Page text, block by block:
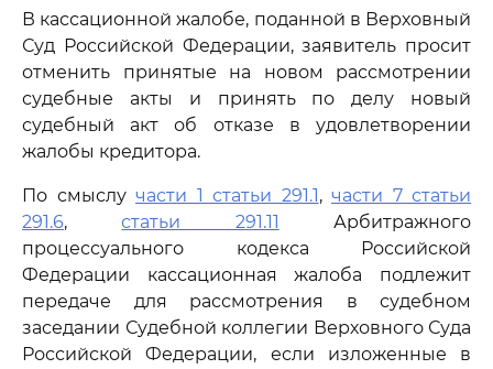
В кассационной жалобе, поданной в Верховный
Суд Российской Федерации, заявитель просит
отменить принятые на новом рассмотрении
судебные акты и принять по делу новый
судебный акт об отказе в удовлетворении
жалобы кредитора.
По смыслу части 1 статьи 291.1, части 7 статьи
291.6,статьи 291.11 Арбитражного
процессуального кодекса Российской
Федерации кассационная жалоба подлежит
передаче для рассмотрения в судебном
заседании Судебной коллегии Верховного Суда
Российской Федерации, если изложенные в